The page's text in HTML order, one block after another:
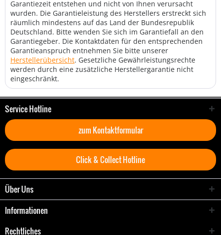
Garantiezeit entstehen und nicht von Ihnen verursacht
wurden. Die Garantieleistung des Herstellers erstreckt sich
räumlich mindestens auf das Land der Bundesrepublik
Deutschland. Bitte wenden Sie sich im Garantiefall an den
Garantiegeber. Die Kontaktdaten für den entsprechenden
Garantieanspruch entnehmen Sie bitte unserer
Herstellerübersicht. Gesetzliche Gewährleistungsrechte
werden durch eine zusätzliche Herstellergarantie nicht
eingeschränkt.
Service Hotline
zum Kontaktformular
Click & Collect Hotline
Über Uns
Informationen
Rechtliches